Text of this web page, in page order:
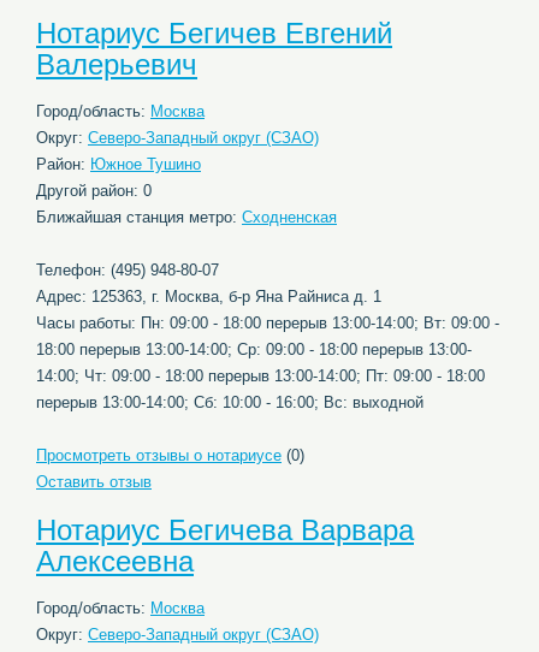
Нотариус Бегичев Евгений
Валерьевич
Город/область: Москва
Округ: Северо-Западный округ (СЗАО)
Район: Южное Тушино
Другой район: 0
Ближайшая станция метро: Сходненская
Телефон: (495) 948-80-07
Адрес: 125363, г. Москва, б-р Яна Райниса д. 1
Часы работы: Пн: 09:00 - 18:00 перерыв 13:00-14:00; Вт: 09:00 -
18:00 перерыв 13:00-14:00; Ср: 09:00 - 18:00 перерыв 13:00-
14:00; Чт: 09:00 - 18:00 перерыв 13:00-14:00; Пт: 09:00 - 18:00
перерыв 13:00-14:00; Сб: 10:00 - 16:00; Вс: выходной
Просмотреть отзывы о нотариусе (0)
Оставить отзыв
Нотариус Бегичева Варвара
Алексеевна
Город/область: Москва
Округ: Северо-Западный округ (СЗАО)